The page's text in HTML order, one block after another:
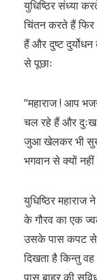
युधिष्ठिर संध्या
चिंतन करते हैं फिर
हैं और दुष्ट दुर्योधन
से पूछाः
“महाराज ! आप
चल रहे हैं और दुःख
जुआ खेलकर भी
भगवान से क्यों
युधिष्ठिर
के गौरव का एक
उसके पास कपट
दिखता है किन्तु